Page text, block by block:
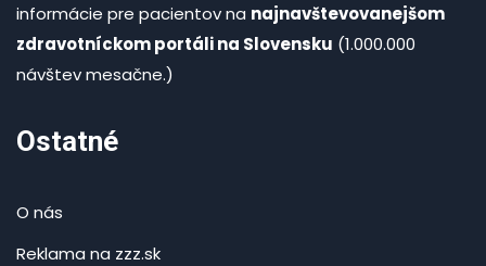
informácie pre pacientov na najnavštevovanejšom
zdravotníckom portáli na Slovensku (1.000.000
návštev mesačne.)
Ostatné
O nás
Reklama na zzz.sk